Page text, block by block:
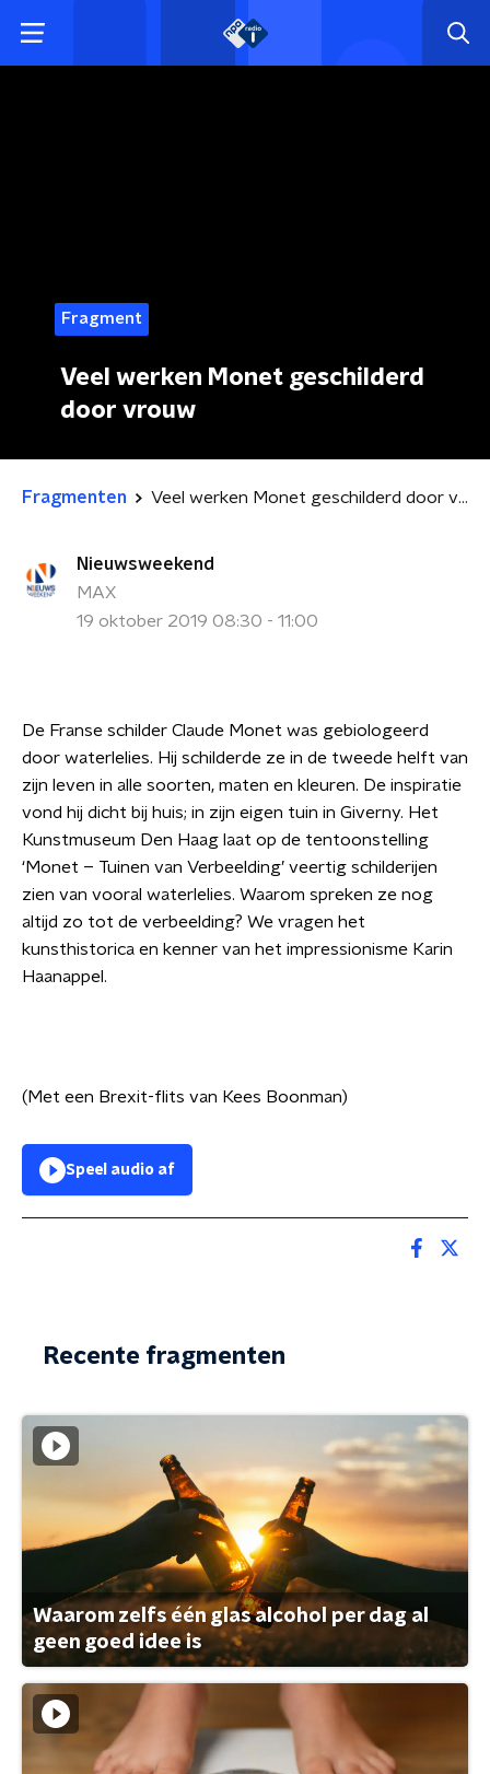
Fragment
Veel werken Monet geschilderd
door vrouw
Fragmenten Veel werken Monet geschilderd door vrouw
Nieuwsweekend
MAX
19 oktober 2019 08:30 - 11:00
De Franse schilder Claude Monet was gebiologeerd
door waterlelies. Hij schilderde ze in de tweede helft van
zijn leven in alle soorten, maten en kleuren. De inspiratie
vond hij dicht bij huis; in zijn eigen tuin in Giverny. Het
Kunstmuseum Den Haag laat op de tentoonstelling
‘Monet – Tuinen van Verbeelding’ veertig schilderijen
zien van vooral waterlelies. Waarom spreken ze nog
altijd zo tot de verbeelding? We vragen het
kunsthistorica en kenner van het impressionisme Karin
Haanappel.
(Met een Brexit-flits van Kees Boonman)
Speel audio af
Recente fragmenten
Waarom zelfs één glas alcohol per dag al
geen goed idee is